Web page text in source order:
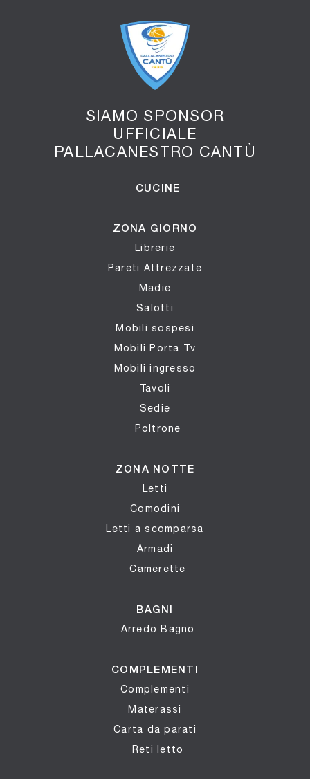
SIAMO SPONSOR
UFFICIALE
PALLACANESTRO CANTÙ
CUCINE
ZONA GIORNO
Librerie
Pareti Attrezzate
Madie
Salotti
Mobili sospesi
Mobili Porta Tv
Mobili ingresso
Tavoli
Sedie
Poltrone
ZONA NOTTE
Letti
Comodini
Letti a scomparsa
Armadi
Camerette
BAGNI
Arredo Bagno
COMPLEMENTI
Complementi
Materassi
Carta da parati
Reti letto